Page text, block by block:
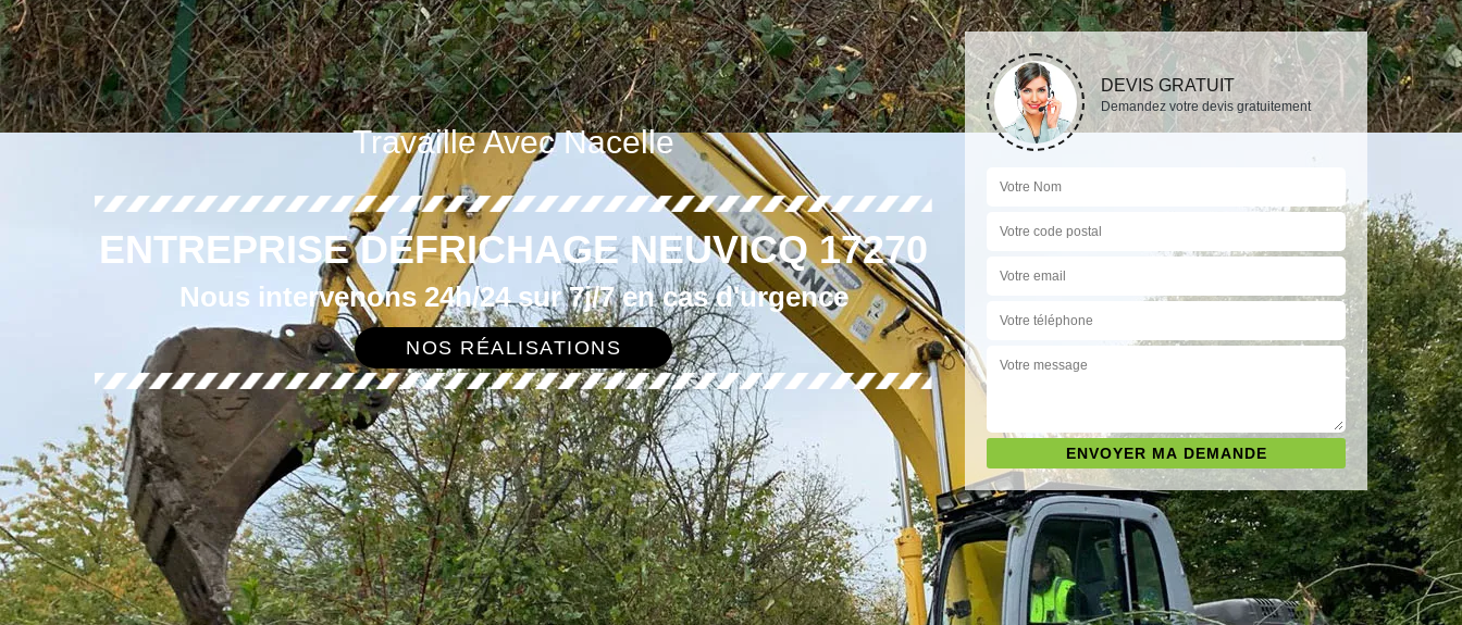
Travaille Avec Nacelle
ENTREPRISE DÉFRICHAGE NEUVICQ 17270
Nous intervenons 24h/24 sur 7j/7 en cas d'urgence
NOS RÉALISATIONS
DEVIS GRATUIT
Demandez votre devis gratuitement